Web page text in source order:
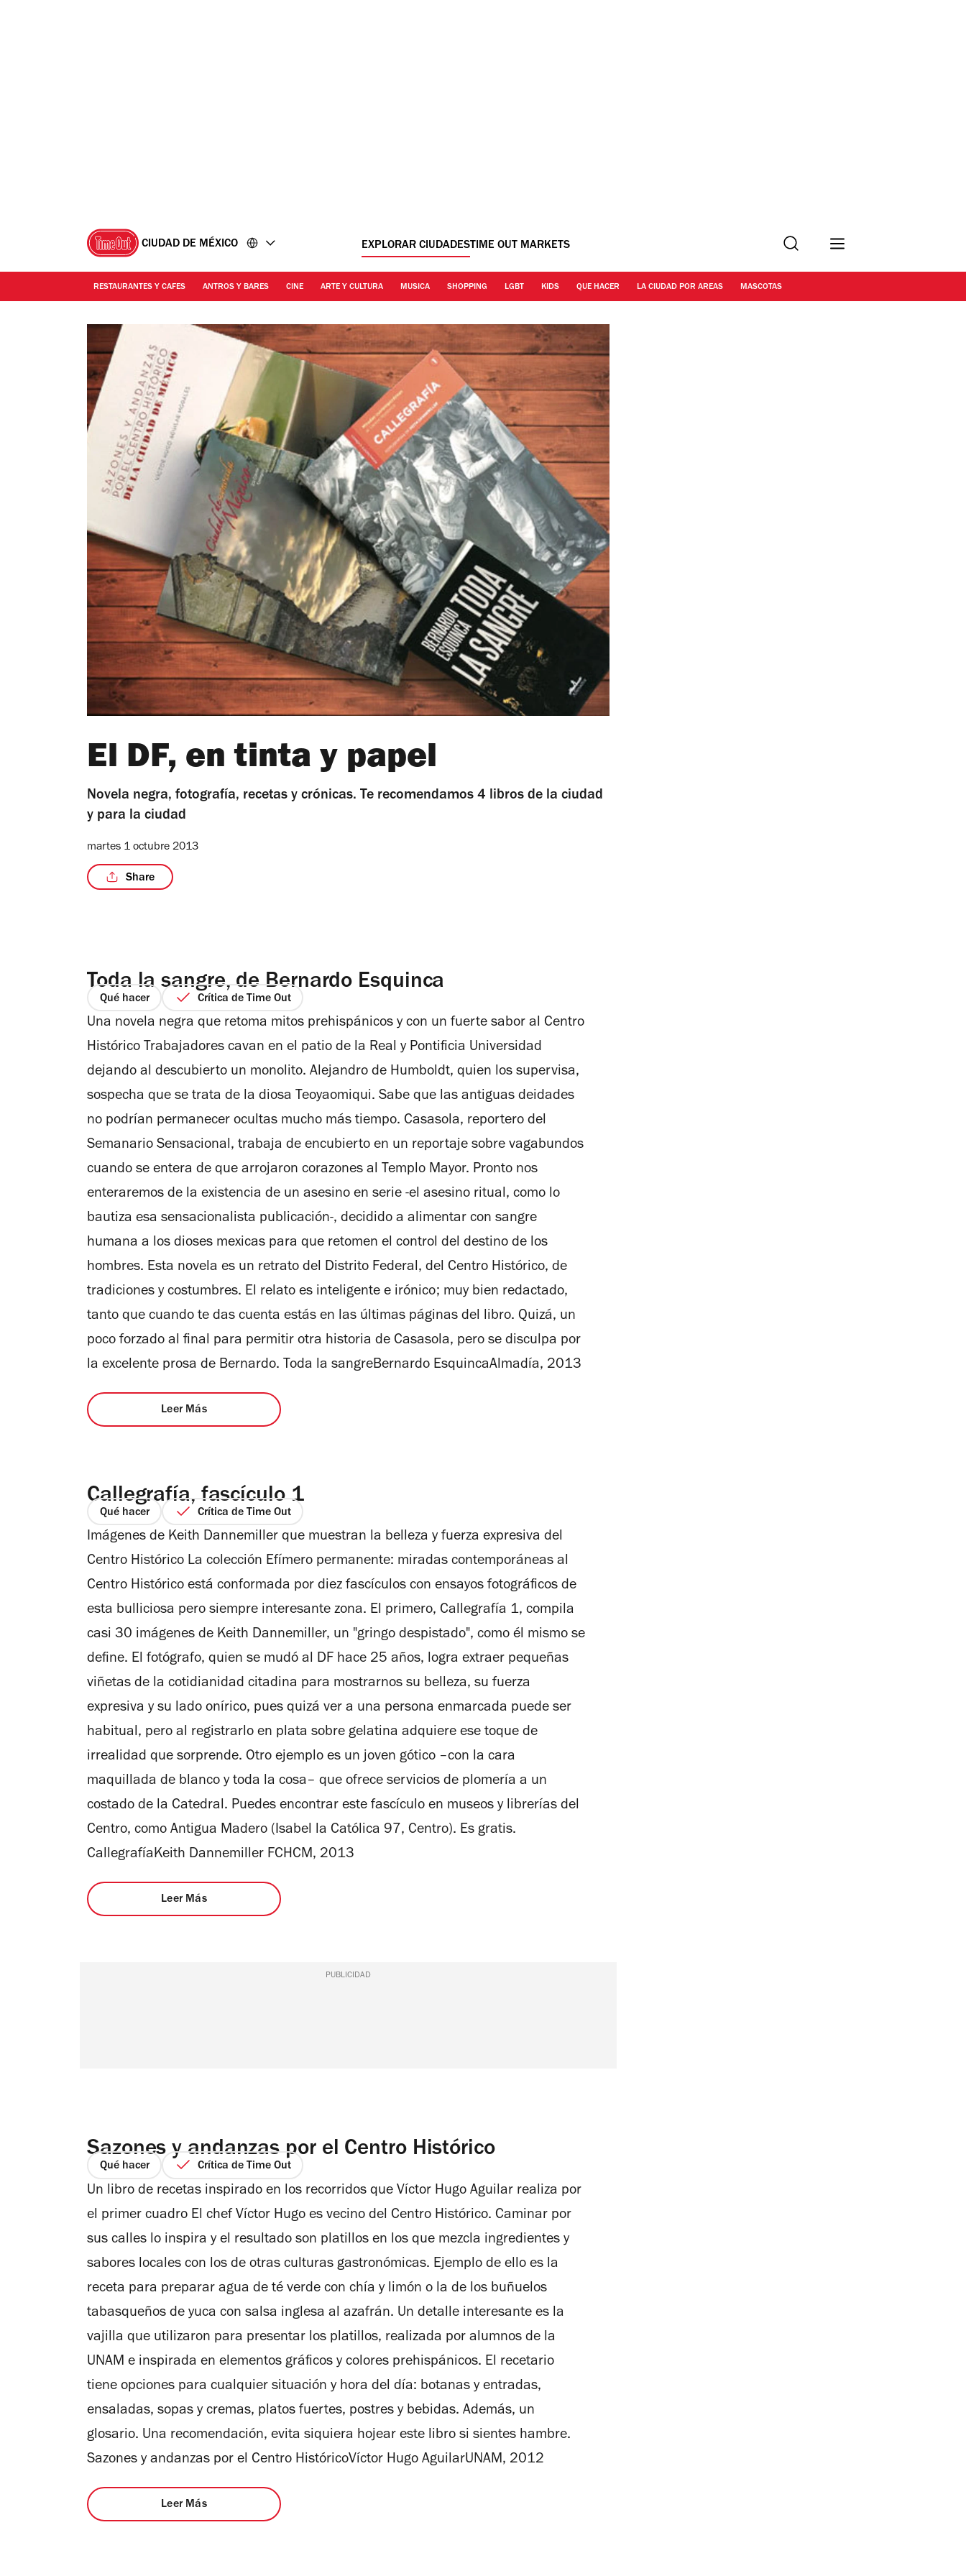
CIUDAD DE MÉXICO EXPLORAR CIUDADESTIME OUT MARKETS Buscar
RESTAURANTES Y CAFES ANTROS Y BARES CINE ARTE Y CULTURA MUSICA SHOPPING LGBT KIDS QUE HACER LA CIUDAD POR AREAS MASCOTAS
El DF, en tinta y papel
Novela negra, fotografía, recetas y crónicas. Te recomendamos 4 libros de la ciudad
y para la ciudad
martes 1 octubre 2013
Share
Toda la sangre, de Bernardo Esquinca
Qué hacer Crítica de Time Out
Una novela negra que retoma mitos prehispánicos y con un fuerte sabor al Centro
Histórico Trabajadores cavan en el patio de la Real y Pontificia Universidad
dejando al descubierto un monolito. Alejandro de Humboldt, quien los supervisa,
sospecha que se trata de la diosa Teoyaomiqui. Sabe que las antiguas deidades
no podrían permanecer ocultas mucho más tiempo. Casasola, reportero del
Semanario Sensacional, trabaja de encubierto en un reportaje sobre vagabundos
cuando se entera de que arrojaron corazones al Templo Mayor. Pronto nos
enteraremos de la existencia de un asesino en serie -el asesino ritual, como lo
bautiza esa sensacionalista publicación-, decidido a alimentar con sangre
humana a los dioses mexicas para que retomen el control del destino de los
hombres. Esta novela es un retrato del Distrito Federal, del Centro Histórico, de
tradiciones y costumbres. El relato es inteligente e irónico; muy bien redactado,
tanto que cuando te das cuenta estás en las últimas páginas del libro. Quizá, un
poco forzado al final para permitir otra historia de Casasola, pero se disculpa por
la excelente prosa de Bernardo. Toda la sangreBernardo EsquincaAlmadía, 2013
Leer Más
Callegrafía, fascículo 1
Qué hacer Crítica de Time Out
Imágenes de Keith Dannemiller que muestran la belleza y fuerza expresiva del
Centro Histórico La colección Efímero permanente: miradas contemporáneas al
Centro Histórico está conformada por diez fascículos con ensayos fotográficos de
esta bulliciosa pero siempre interesante zona. El primero, Callegrafía 1, compila
casi 30 imágenes de Keith Dannemiller, un "gringo despistado", como él mismo se
define. El fotógrafo, quien se mudó al DF hace 25 años, logra extraer pequeñas
viñetas de la cotidianidad citadina para mostrarnos su belleza, su fuerza
expresiva y su lado onírico, pues quizá ver a una persona enmarcada puede ser
habitual, pero al registrarlo en plata sobre gelatina adquiere ese toque de
irrealidad que sorprende. Otro ejemplo es un joven gótico –con la cara
maquillada de blanco y toda la cosa– que ofrece servicios de plomería a un
costado de la Catedral. Puedes encontrar este fascículo en museos y librerías del
Centro, como Antigua Madero (Isabel la Católica 97, Centro). Es gratis.
CallegrafíaKeith Dannemiller FCHCM, 2013
Leer Más
PUBLICIDAD
Sazones y andanzas por el Centro Histórico
Qué hacer Crítica de Time Out
Un libro de recetas inspirado en los recorridos que Víctor Hugo Aguilar realiza por
el primer cuadro El chef Víctor Hugo es vecino del Centro Histórico. Caminar por
sus calles lo inspira y el resultado son platillos en los que mezcla ingredientes y
sabores locales con los de otras culturas gastronómicas. Ejemplo de ello es la
receta para preparar agua de té verde con chía y limón o la de los buñuelos
tabasqueños de yuca con salsa inglesa al azafrán. Un detalle interesante es la
vajilla que utilizaron para presentar los platillos, realizada por alumnos de la
UNAM e inspirada en elementos gráficos y colores prehispánicos. El recetario
tiene opciones para cualquier situación y hora del día: botanas y entradas,
ensaladas, sopas y cremas, platos fuertes, postres y bebidas. Además, un
glosario. Una recomendación, evita siquiera hojear este libro si sientes hambre.
Sazones y andanzas por el Centro HistóricoVíctor Hugo AguilarUNAM, 2012
Leer Más